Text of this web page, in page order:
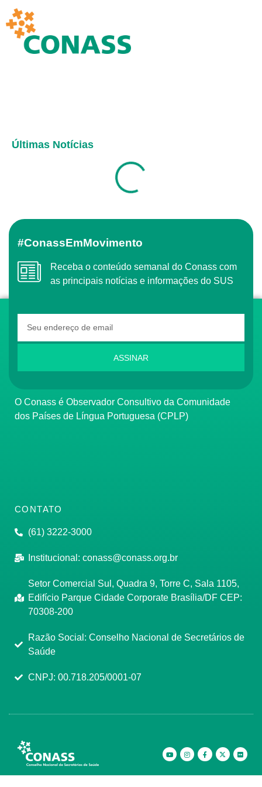
Últimas Notícias
#ConassEmMovimento
Receba o conteúdo semanal do Conass com
as principais notícias e informações do SUS
ASSINAR
O Conass é Observador Consultivo da Comunidade
dos Países de Língua Portuguesa (CPLP)
CONTATO
(61) 3222-3000
Institucional: conass@conass.org.br
Setor Comercial Sul, Quadra 9, Torre C, Sala 1105,
Edifício Parque Cidade Corporate Brasília/DF CEP:
70308-200
Razão Social: Conselho Nacional de Secretários de
Saúde
CNPJ: 00.718.205/0001-07